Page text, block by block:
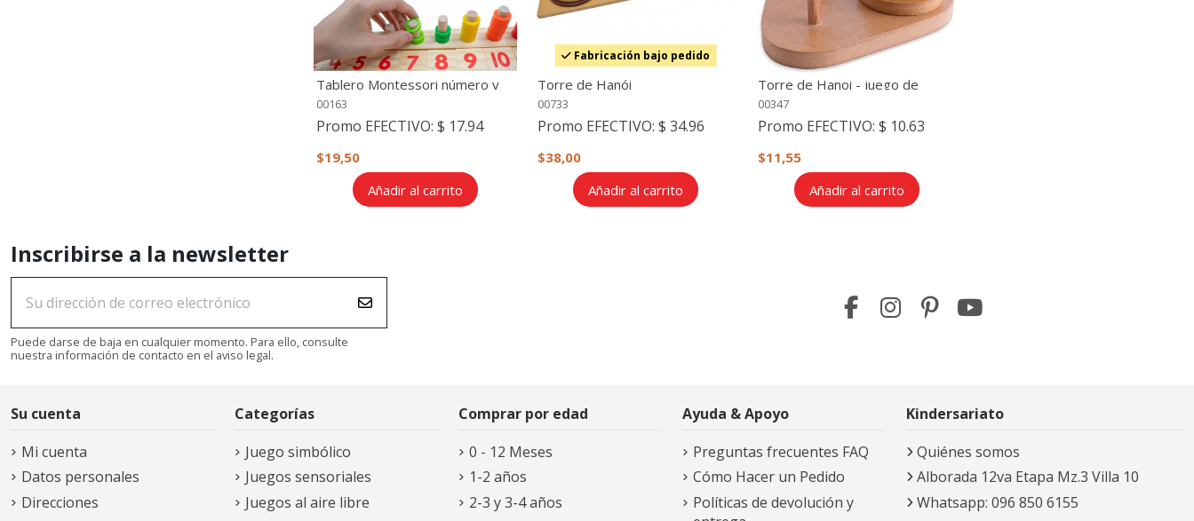
Tablero Montessori número y
cantidad
00163
Promo EFECTIVO: $ 17.94
$19,50
Añadir al carrito
Fabricación bajo pedido
Torre de Hanói
00733
Promo EFECTIVO: $ 34.96
$38,00
Añadir al carrito
Torre de Hanoi - juego de
lógica y rapidez mental
00347
Promo EFECTIVO: $ 10.63
$11,55
Añadir al carrito
Inscribirse a la newsletter
Puede darse de baja en cualquier momento. Para ello, consulte
nuestra información de contacto en el aviso legal.
Su cuenta
Mi cuenta
Datos personales
Direcciones
Categorías
Juego simbólico
Juegos sensoriales
Juegos al aire libre
Comprar por edad
0 - 12 Meses
1-2 años
2-3 y 3-4 años
Ayuda & Apoyo
Preguntas frecuentes FAQ
Cómo Hacer un Pedido
Políticas de devolución y
Kindersariato
Quiénes somos
Alborada 12va Etapa Mz.3 Villa 10
Whatsapp: 096 850 6155